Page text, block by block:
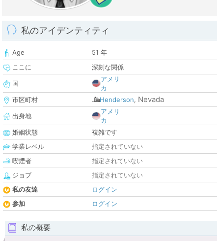
私のアイデンティティ
Age
51 年
ここに
深刻な関係
国
アメリ
カ
市区町村
Henderson, Nevada
出身地
アメリ
カ
婚姻状態
複雑です
学業レベル
指定されていない
喫煙者
指定されていない
ジョブ
指定されていない
私の友達
ログイン
参加
ログイン
私の概要